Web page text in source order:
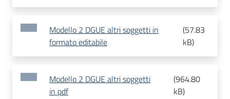
Modello 2 DGUE altri soggetti in
formato editabile
(57.83
kB)
Modello 2 DGUE altri soggetti
in pdf
(964.80
kB)